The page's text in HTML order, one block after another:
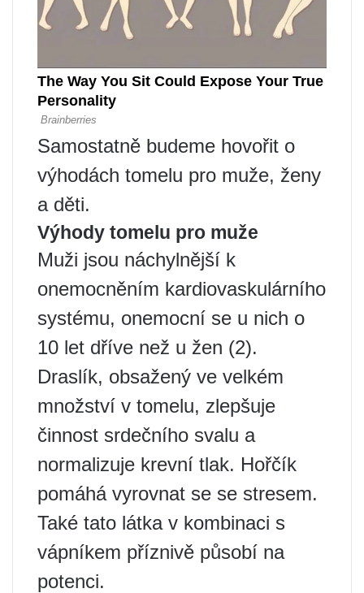
Samostatně budeme hovořit o
výhodách tomelu pro muže, ženy
a děti.
Výhody tomelu pro muže
Muži jsou náchylnější k
onemocněním kardiovaskulárního
systému, onemocní se u nich o
10 let dříve než u žen (2).
Draslík, obsažený ve velkém
množství v tomelu, zlepšuje
činnost srdečního svalu a
normalizuje krevní tlak. Hořčík
pomáhá vyrovnat se se stresem.
Také tato látka v kombinaci s
vápníkem příznivě působí na
potenci.